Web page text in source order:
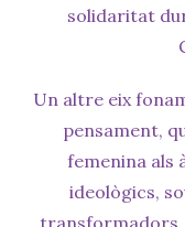
solidaritat
Un altre eix
pensament,
femenina als
ideològics,
transformadors.